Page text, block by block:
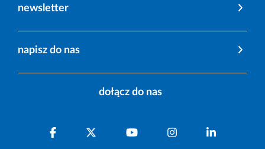
newsletter
napisz do nas
dołącz do nas